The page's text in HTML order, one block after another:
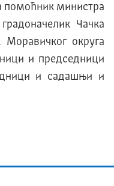
помоћник министра
Чачка
округа
и председници
и садашњи и